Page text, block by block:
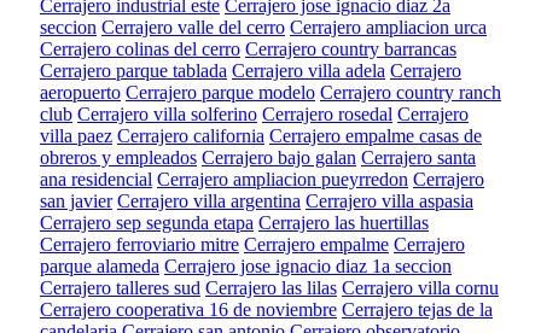
Cerrajero industrial este Cerrajero jose ignacio diaz 2a
seccion Cerrajero valle del cerro Cerrajero ampliacion urca
Cerrajero colinas del cerro Cerrajero country barrancas
Cerrajero parque tablada Cerrajero villa adela Cerrajero
aeropuerto Cerrajero parque modelo Cerrajero country ranch
club Cerrajero villa solferino Cerrajero rosedal Cerrajero
villa paez Cerrajero california Cerrajero empalme casas de
obreros y empleados Cerrajero bajo galan Cerrajero santa
ana residencial Cerrajero ampliacion pueyrredon Cerrajero
san javier Cerrajero villa argentina Cerrajero villa aspasia
Cerrajero sep segunda etapa Cerrajero las huertillas
Cerrajero ferroviario mitre Cerrajero empalme Cerrajero
parque alameda Cerrajero jose ignacio diaz 1a seccion
Cerrajero talleres sud Cerrajero las lilas Cerrajero villa cornu
Cerrajero cooperativa 16 de noviembre Cerrajero tejas de la